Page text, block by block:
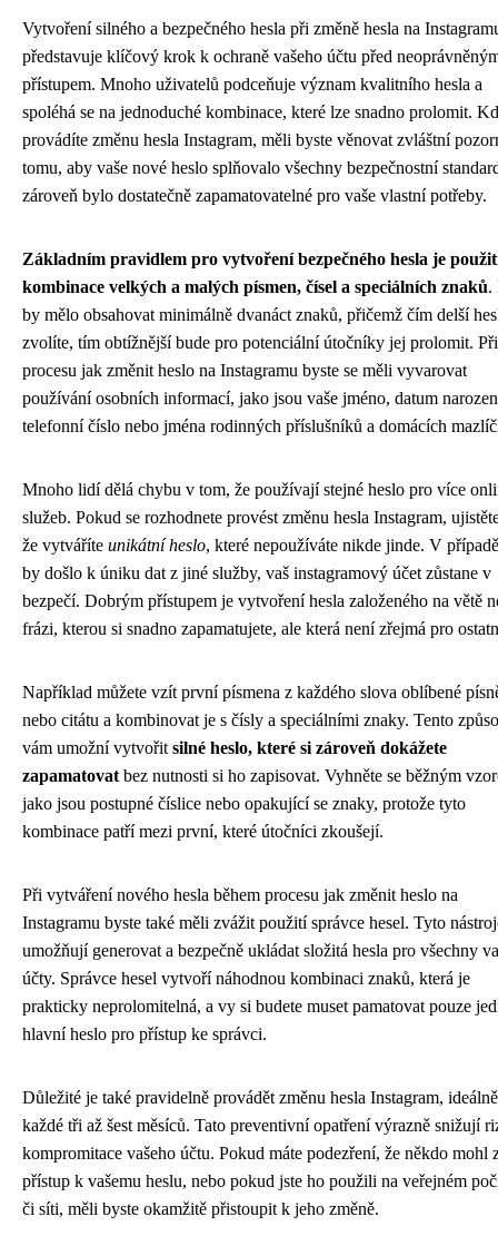
Vytvoření silného a bezpečného hesla při změně hesla na
představuje klíčový krok k ochraně vašeho účtu před
přístupem. Mnoho uživatelů podceňuje význam kvalitního hesla a
spoléhá se na jednoduché kombinace, které lze snadno prolomit.
provádíte změnu hesla Instagram, měli byste věnovat zvláštní
tomu, aby vaše nové heslo splňovalo všechny bezpečnostní
zároveň bylo dostatečně zapamatovatelné pro vaše vlastní potřeby.
Základním pravidlem pro vytvoření bezpečného hesla je
kombinace velkých a malých písmen, čísel a speciálních znaků.
by mělo obsahovat minimálně dvanáct znaků, přičemž čím delší
zvolíte, tím obtížnější bude pro potenciální útočníky jej prolomit. Při
procesu jak změnit heslo na Instagramu byste se měli vyvarovat
používání osobních informací, jako jsou vaše jméno, datum
telefonní číslo nebo jména rodinných příslušníků a domácích
Mnoho lidí dělá chybu v tom, že používají stejné heslo pro více
služeb. Pokud se rozhodnete provést změnu hesla Instagram,
že vytváříte unikátní heslo, které nepoužíváte nikde jinde. V
by došlo k úniku dat z jiné služby, vaš instagramový účet zůstane v
bezpečí. Dobrým přístupem je vytvoření hesla založeného na větě
frázi, kterou si snadno zapamatujete, ale která není zřejmá pro
Například můžete vzít první písmena z každého slova oblíbené
nebo citátu a kombinovat je s čísly a speciálními znaky. Tento
vám umožní vytvořit silné heslo, které si zároveň dokážete
zapamatovat bez nutnosti si ho zapisovat. Vyhněte se běžným
jako jsou postupné číslice nebo opakující se znaky, protože tyto
kombinace patří mezi první, které útočníci zkoušejí.
Při vytváření nového hesla během procesu jak změnit heslo na
Instagramu byste také měli zvážit použití správce hesel. Tyto
umožňují generovat a bezpečně ukládat složitá hesla pro všechny
účty. Správce hesel vytvoří náhodnou kombinaci znaků, která je
prakticky neprolomitelná, a vy si budete muset pamatovat pouze
hlavní heslo pro přístup ke správci.
Důležité je také pravidelně provádět změnu hesla Instagram, ideálně
každé tři až šest měsíců. Tato preventivní opatření výrazně snižují
kompromitace vašeho účtu. Pokud máte podezření, že někdo mohl
přístup k vašemu heslu, nebo pokud jste ho použili na veřejném
či síti, měli byste okamžitě přistoupit k jeho změně.